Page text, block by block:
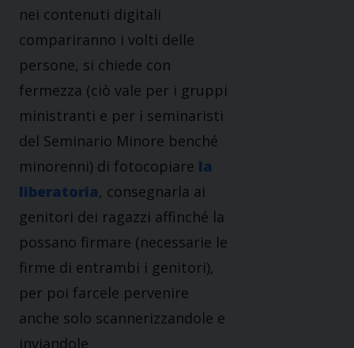
nei contenuti digitali
compariranno i volti delle
persone, si chiede con
fermezza (ciò vale per i gruppi
ministranti e per i seminaristi
del Seminario Minore benché
minorenni) di fotocopiare la
liberatoria, consegnarla ai
genitori dei ragazzi affinché la
possano firmare (necessarie le
firme di entrambi i genitori),
per poi farcele pervenire
anche solo scannerizzandole e
inviandole